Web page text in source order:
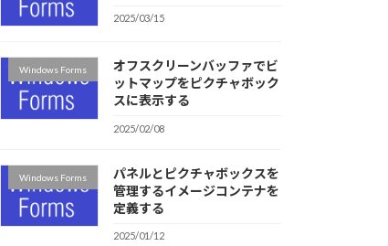
2025/03/15
Windows Forms
オフスクリーンバッファでビ
ットマップをピクチャボック
スに表示する
2025/02/08
Windows Forms
パネルとピクチャボックスを
管理するイメージコンテナを
定義する
2025/01/12